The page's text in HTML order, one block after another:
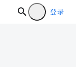
登录